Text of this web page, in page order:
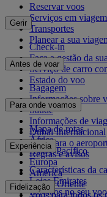
Reservar voos
Serviços em viagem
Transportes
Planear a sua
Gerir
Check-in
Faça a gestão da
Serviço de carro
Estado do voo
Antes de voar
Bagagem
Informações sobre
Saúde
Informações de
Dubai Internacional
De e para o
Regras e avisos
Para onde voamos
Mapa de rotas
África
Ásia e Pacífico
Europa
América
Médio Oriente
Voos para todos os
Experiência
Características da
Lojas Emirates
Serviços no seu voo
Fidelização